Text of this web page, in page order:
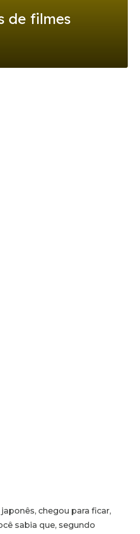
de filmes
chegou para ficar,
sabia que, segundo